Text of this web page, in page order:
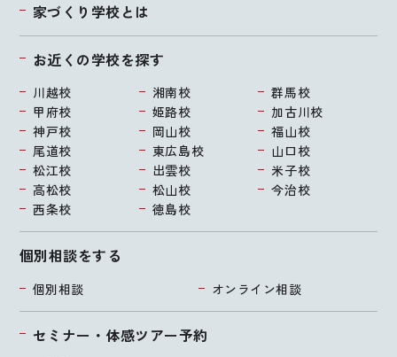
家づくり学校とは
個別相談をする
個別相談 オンライン相談
セミナー・体感ツアー予約
お近くの学校を探す
川越校 湘南校
群馬校
甲府校
姫路校
加古川校
神戸校
岡山校
福山校
尾道校
東広島校
山口校
松江校
出雲校
米子校
高松校
松山校
今治校
西条校
徳島校